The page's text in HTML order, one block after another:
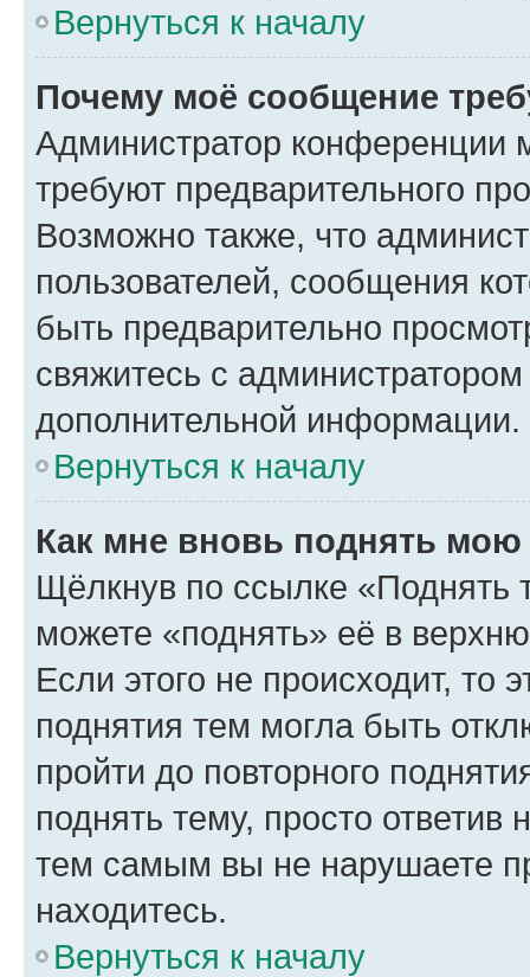
Вернуться к началу
Почему моё сообщение
Администратор конференции
требуют предварительного
Возможно также, что
пользователей, сообщения
быть предварительно
свяжитесь с
дополнительной информации.
Вернуться к началу
Как мне вновь поднять мою
Щёлкнув по ссылке «Поднять
можете «поднять» её в
Если этого не происходит, то
поднятия тем могла быть
пройти до повторного
поднять тему, просто ответив
тем самым вы не нарушаете
находитесь.
Вернуться к началу